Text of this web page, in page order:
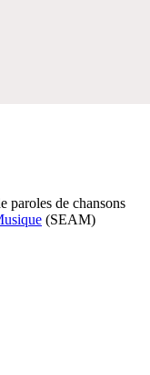
paroles de chansons
(SEAM)